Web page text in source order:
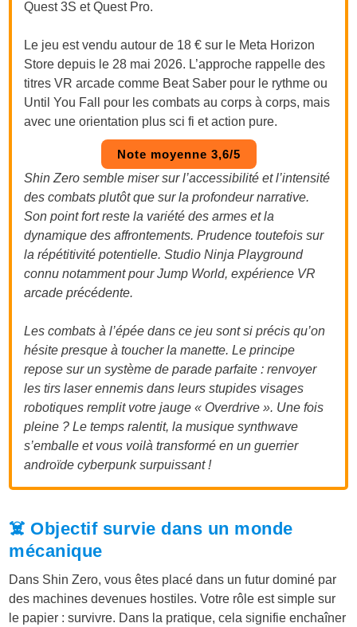
Quest 3S et Quest Pro.
Le jeu est vendu autour de 18 € sur le Meta Horizon
Store depuis le 28 mai 2026. L’approche rappelle des
titres VR arcade comme Beat Saber pour le rythme ou
Until You Fall pour les combats au corps à corps, mais
avec une orientation plus sci fi et action pure.
Note moyenne 3,6/5
Shin Zero semble miser sur l’accessibilité et l’intensité
des combats plutôt que sur la profondeur narrative.
Son point fort reste la variété des armes et la
dynamique des affrontements. Prudence toutefois sur
la répétitivité potentielle. Studio Ninja Playground
connu notamment pour Jump World, expérience VR
arcade précédente.
Les combats à l’épée dans ce jeu sont si précis qu’on
hésite presque à toucher la manette. Le principe
repose sur un système de parade parfaite : renvoyer
les tirs laser ennemis dans leurs stupides visages
robotiques remplit votre jauge « Overdrive ». Une fois
pleine ? Le temps ralentit, la musique synthwave
s’emballe et vous voilà transformé en un guerrier
androïde cyberpunk surpuissant !
☠️ Objectif survie dans un monde
mécanique
Dans Shin Zero, vous êtes placé dans un futur dominé par
des machines devenues hostiles. Votre rôle est simple sur
le papier : survivre. Dans la pratique, cela signifie enchaîner